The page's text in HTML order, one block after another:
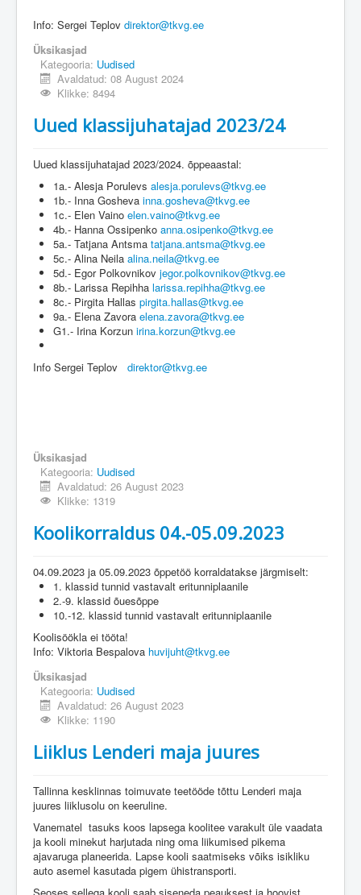
Info: Sergei Teplov direktor@tkvg.ee
Üksikasjad
Kategooria: Uudised
Avaldatud: 08 August 2024
Klikke: 8494
Uued klassijuhatajad 2023/24
Uued klassijuhatajad 2023/2024. õppeaastal:
1a.- Alesja Porulevs alesja.porulevs@tkvg.ee
1b.- Inna Gosheva inna.gosheva@tkvg.ee
1c.- Elen Vaino elen.vaino@tkvg.ee
4b.- Hanna Ossipenko anna.osipenko@tkvg.ee
5a.- Tatjana Antsma tatjana.antsma@tkvg.ee
5c.- Alina Neila alina.neila@tkvg.ee
5d.- Egor Polkovnikov jegor.polkovnikov@tkvg.ee
8b.- Larissa Repihha larissa.repihha@tkvg.ee
8c.- Pirgita Hallas pirgita.hallas@tkvg.ee
9a.- Elena Zavora elena.zavora@tkvg.ee
G1.- Irina Korzun irina.korzun@tkvg.ee
Info Sergei Teplov direktor@tkvg.ee
Üksikasjad
Kategooria: Uudised
Avaldatud: 26 August 2023
Klikke: 1319
Koolikorraldus 04.-05.09.2023
04.09.2023 ja 05.09.2023 õppetöö korraldatakse järgmiselt:
1. klassid tunnid vastavalt eritunniplaanile
2.-9. klassid õuesõppe
10.-12. klassid tunnid vastavalt eritunniplaanile
Koolisöökla ei tööta!
Info: Viktoria Bespalova huvijuht@tkvg.ee
Üksikasjad
Kategooria: Uudised
Avaldatud: 26 August 2023
Klikke: 1190
Liiklus Lenderi maja juures
Tallinna kesklinnas toimuvate teetööde tõttu Lenderi maja
juures liiklusolu on keeruline.
Vanematel tasuks koos lapsega koolitee varakult üle vaadata
ja kooli minekut harjutada ning oma liikumised pikema
ajavaruga planeerida. Lapse kooli saatmiseks võiks isikliku
auto asemel kasutada pigem ühistransporti.